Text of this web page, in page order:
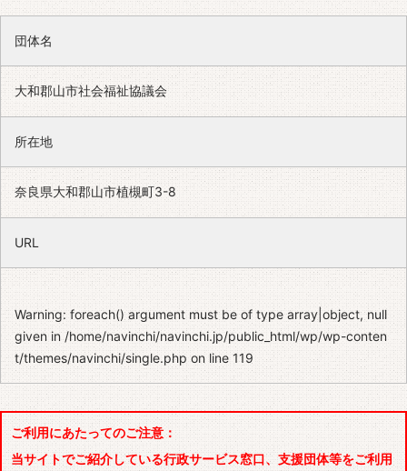
団体名
大和郡山市社会福祉協議会
所在地
奈良県大和郡山市植槻町3-8
URL
Warning: foreach() argument must be of type array|object, null
given in/home/navinchi/navinchi.jp/public_html/wp/wp-conten
t/themes/navinchi/single.php on line119
ご利用にあたってのご注意：
当サイトでご紹介している行政サービス窓口、支援団体等をご利用